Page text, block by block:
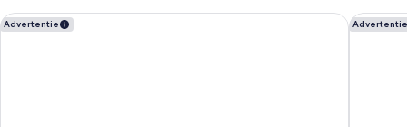
Advertentie
Steigenberger Icon Wiltcher's Advertentie
The